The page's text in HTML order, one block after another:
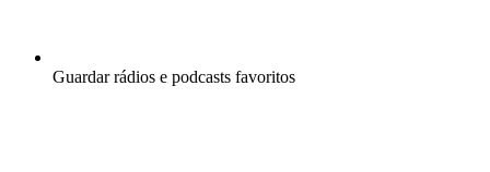
Guardar rádios e podcasts favoritos